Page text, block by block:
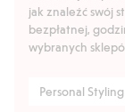
jak znaleźć swój
bezpłatnej,
wybranych
Personal Styling